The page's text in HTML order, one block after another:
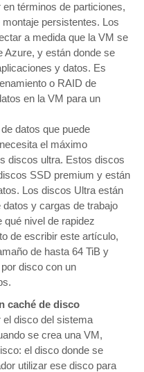
términos de particiones,
persistentes. Los
a medida que la VM se
Azure, y están donde se
y datos. Es
o RAID de
en la VM para un
datos que puede
el máximo
discos ultra. Estos discos
SSD premium y están
Los discos Ultra están
y cargas de trabajo
nivel de rapidez
de escribir este artículo,
de hasta 64 TiB y
disco con un
caché de disco
el disco del sistema
se crea una VM,
el disco donde se
utilizar ese disco para